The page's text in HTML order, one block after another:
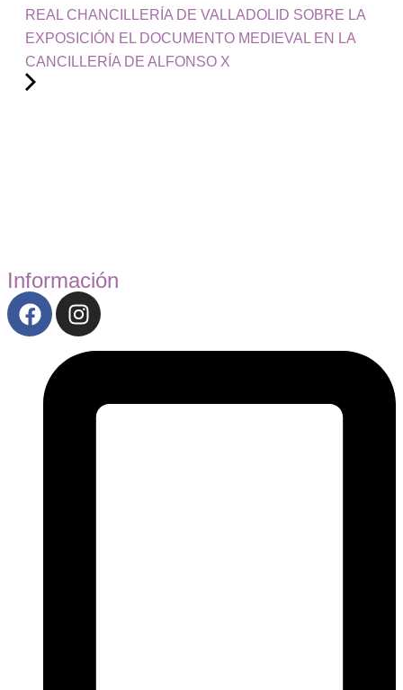
REAL CHANCILLERÍA DE VALLADOLID SOBRE LA
EXPOSICIÓN EL DOCUMENTO MEDIEVAL EN LA
CANCILLERÍA DE ALFONSO X
Información